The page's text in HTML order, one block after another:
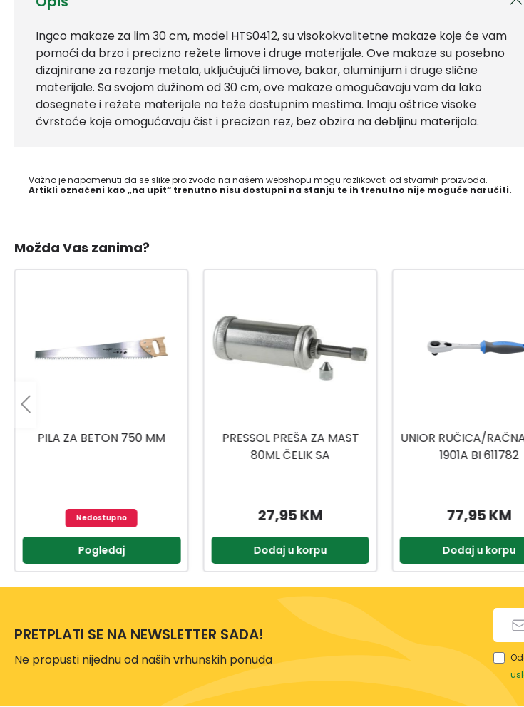
Ingco makaze za lim 30 cm, model HTS0412, su visokokvalitetne makaze koje će vam
pomoći da brzo i precizno režete limove i druge materijale. Ove makaze su posebno
dizajnirane za rezanje metala, uključujući limove, bakar, aluminijum i druge slične
materijale. Sa svojom dužinom od 30 cm, ove makaze omogućavaju vam da lako
dosegnete i režete materijale na teže dostupnim mestima. Imaju oštrice visoke
čvrstoće koje omogućavaju čist i precizan rez, bez obzira na debljinu materijala.
Važno je napomenuti da se slike proizvoda na našem webshopu mogu razlikovati od stvarnih proizvoda.
Artikli označeni kao „na upit“ trenutno nisu dostupni na stanju te ih trenutno nije moguće naručiti.
Možda Vas zanima?
PRESSOL PREŠA ZA MAST
27,95 KM
Dodaj u korpu
UNIOR RUČICA/RAČNA 1/2 BI
1901A BI 611782
77,95 KM
Dodaj u korpu
BIT TORZIJA TORX
2/1
8,50 KM
Dodaj u korpu
PRETPLATI SE NA NEWSLETTER SADA!
Ne propusti nijednu od naših vrhunskih ponuda